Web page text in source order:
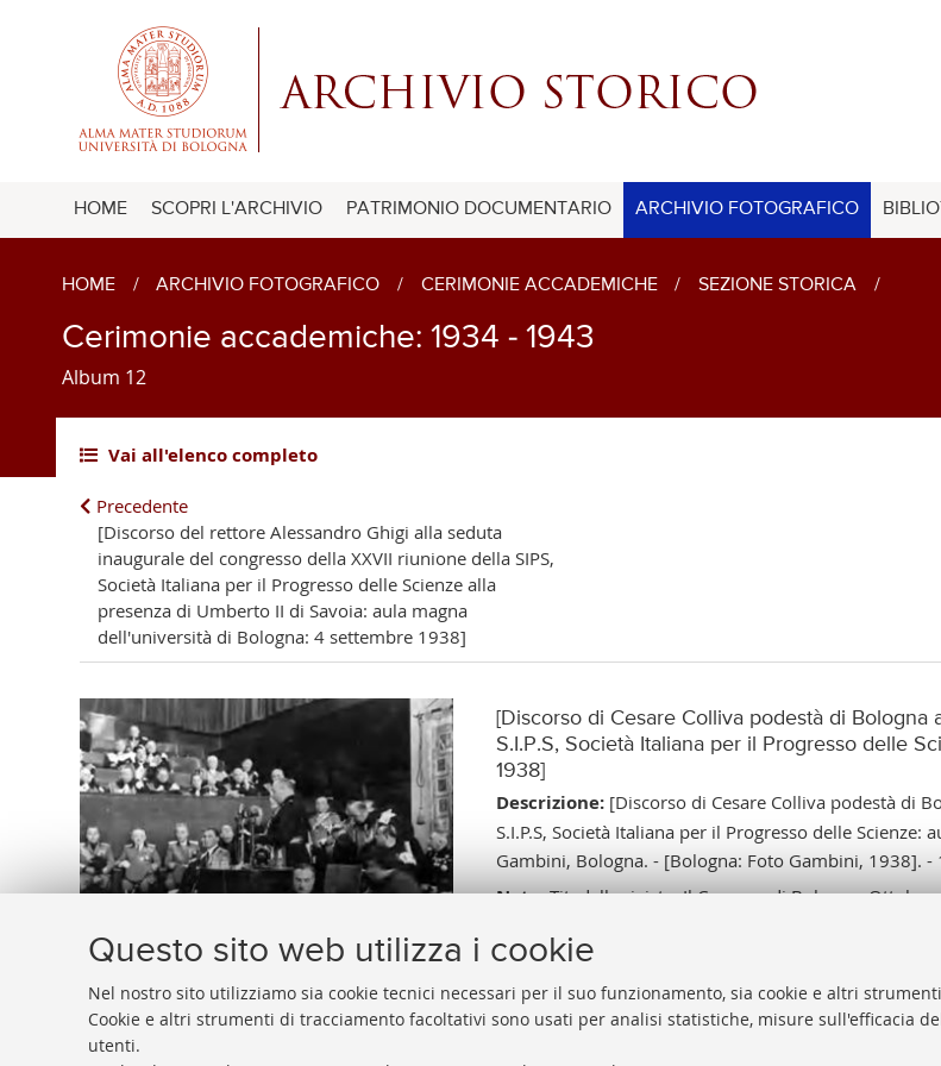
Questo sito web utilizza i cookie
Nel nostro sito utilizziamo sia cookie tecnici necessari per il suo funzionamento, sia cookie e altri
Cookie e altri strumenti di tracciamento facoltativi sono usati per analisi statistiche, misure sull'efficacia
utenti.
HOME SCOPRI L'ARCHIVIO PATRIMONIO DOCUMENTARIO ARCHIVIO FOTOGRAFICO
HOME / ARCHIVIO FOTOGRAFICO / CERIMONIE ACCADEMICHE / SEZIONE STORICA /
Cerimonie accademiche: 1934 - 1943
Album 12
Vai all'elenco completo
Precedente
[Discorso del rettore Alessandro Ghigi alla seduta
inaugurale del congresso della XXVII riunione della SIPS,
Società Italiana per il Progresso delle Scienze alla
presenza di Umberto II di Savoia: aula magna
dell'università di Bologna: 4 settembre 1938]
[Discorso di Cesare Colliva podestà di
S.I.P.S, Società Italiana per il Progresso delle
1938]
Descrizione:[Discorso di Cesare Colliva podestà di
S.I.P.S, Società Italiana per il Progresso delle
Gambini, Bologna. - [Bologna: Foto Gambini, 1938].
Note:Tit. dalla rivista, Il Comune di Bologna,
Vai al catalogo: